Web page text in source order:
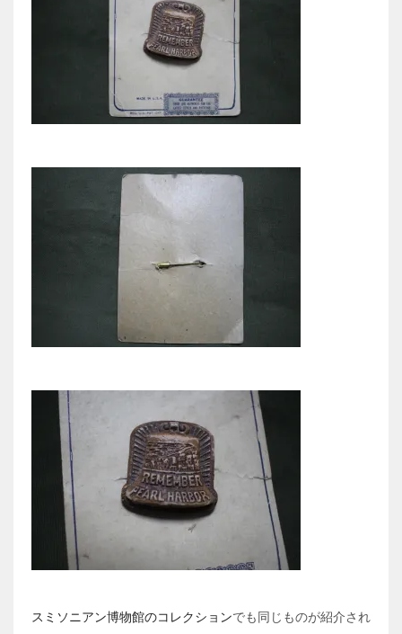
スミソニアン博物館のコレクションでも同じものが紹介され